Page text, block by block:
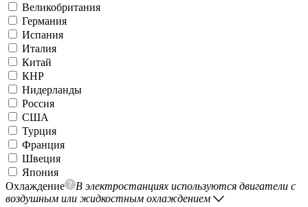
Великобритания
Германия
Испания
Италия
Китай
КНР
Нидерланды
Россия
США
Турция
Франция
Швеция
Япония
Охлаждение
В электростанциях используются двигатели с
воздушным или жидкостным охлаждением